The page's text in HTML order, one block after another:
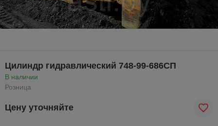
Цилиндр гидравлический 748-99-686СП
В наличии
Розница
Цену уточняйте